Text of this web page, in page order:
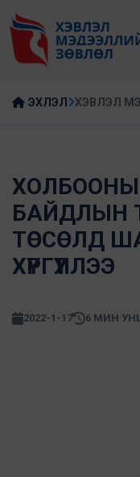
ЭХЛЭЛ ХЭВЛЭЛ
ХОЛБООНЫ
БАЙДЛЫН
ТӨСӨЛД
ХҮРГҮҮЛЛЭЭ
2022-1-17 6 МИН